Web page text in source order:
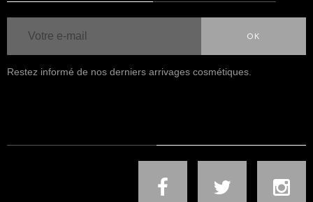
OK
Restez informé de nos derniers arrivages cosmétiques.